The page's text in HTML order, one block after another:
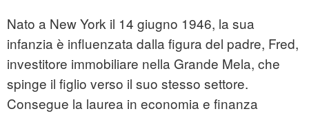
Nato a New York il 14 giugno 1946, la sua
infanzia è influenzata dalla figura del padre, Fred,
investitore immobiliare nella Grande Mela, che
spinge il figlio verso il suo stesso settore.
Consegue la laurea in economia e finanza